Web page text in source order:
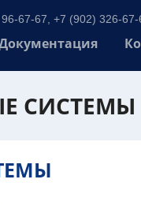
67-67, +7 (902) 326-67-
СИСТЕМЫ